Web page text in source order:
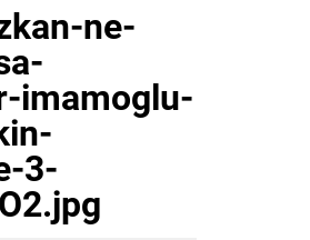
ne-
imamoglu-
3-